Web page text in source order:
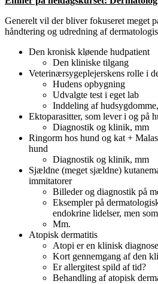
Generelt vil der bliver fokuseret meget
håndtering og udredning af
Den kronisk kløende hudpatient
Den kliniske tilgang
Veterinærsygeplejerskens rolle i
Hudens opbygning
Udvalgte test i eget lab
Inddeling af
Ektoparasitter, som lever i og på
Diagnostik og klinik, mm
Ringorm hos hund og kat +
hund
Diagnostik og klinik, mm
Sjældne (meget sjældne)
immitatorer
Billeder og diagnostik på
Eksempler på
endokrine lidelser, men
Mm.
Atopisk dermatitis
Atopi er en klinisk
Kort gennemgang af den
Er allergitest spild af tid?
Behandling af atopisk